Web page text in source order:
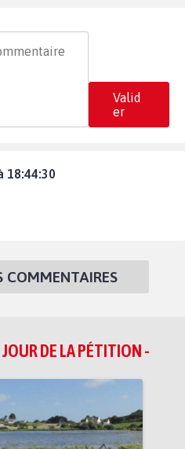
Valid
er
18:44:30
COMMENTAIRES
DE LA PÉTITION -